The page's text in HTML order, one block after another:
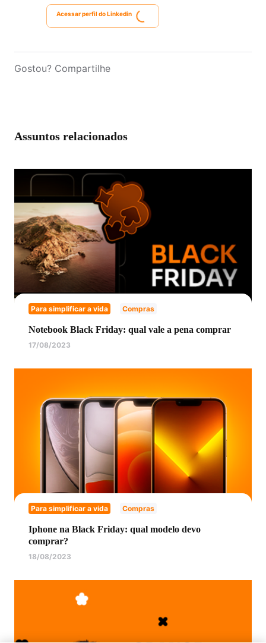
Acessar perfil do Linkedin
Gostou? Compartilhe
Assuntos relacionados
Para simplificar a vida Compras
Notebook Black Friday: qual vale a pena comprar
17/08/2023
Para simplificar a vida Compras
Iphone na Black Friday: qual modelo devo
comprar?
18/08/2023